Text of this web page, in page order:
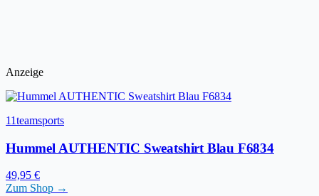
Anzeige
11teamsports
Hummel AUTHENTIC Sweatshirt Blau F6834
49,95 €
Zum Shop →